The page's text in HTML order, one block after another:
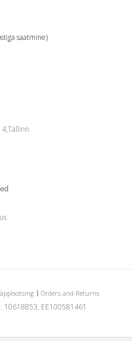
saatmine)
4,Tallinn
Orders and Returns
10618853, EE100581461